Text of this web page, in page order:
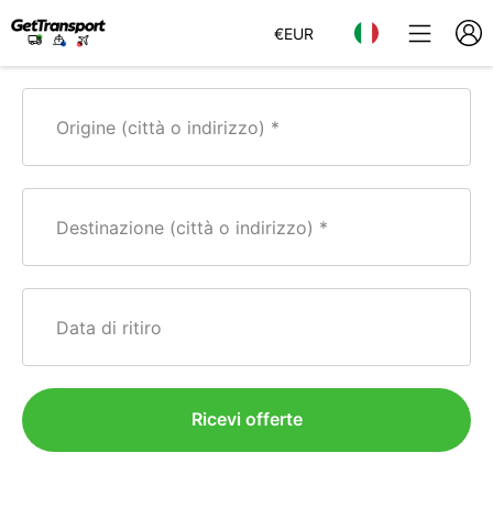
€EUR
Origine (città o indirizzo)
Destinazione (città o indirizzo)
Data di ritiro
Ricevi offerte